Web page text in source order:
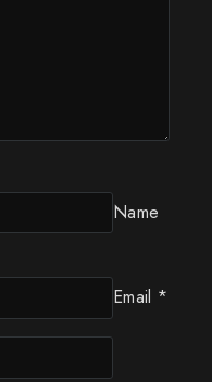
Name
Email *